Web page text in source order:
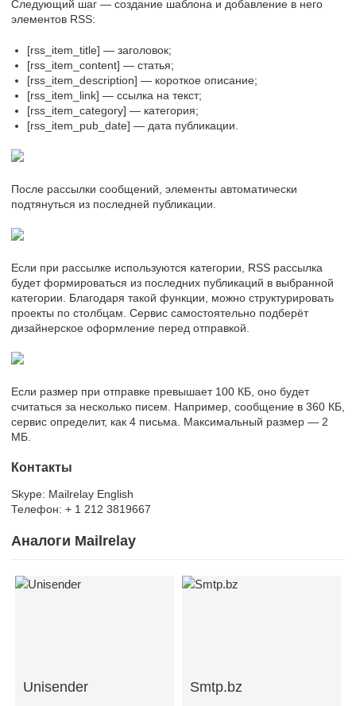
Следующий шаг — создание шаблона и добавление в него
элементов RSS:
[rss_item_title] — заголовок;
[rss_item_content] — статья;
[rss_item_description] — короткое описание;
[rss_item_link] — ссылка на текст;
[rss_item_category] — категория;
[rss_item_pub_date] — дата публикации.
После рассылки сообщений, элементы автоматически
подтянуться из последней публикации.
Если при рассылке используются категории, RSS рассылка
будет формироваться из последних публикаций в выбранной
категории. Благодаря такой функции, можно структурировать
проекты по столбцам. Сервис самостоятельно подберёт
дизайнерское оформление перед отправкой.
Если размер при отправке превышает 100 КБ, оно будет
считаться за несколько писем. Например, сообщение в 360 КБ,
сервис определит, как 4 письма. Максимальный размер — 2
МБ.
Контакты
Skype: Mailrelay English
Телефон: + 1 212 3819667
Аналоги Mailrelay
Unisender Smtp.bz